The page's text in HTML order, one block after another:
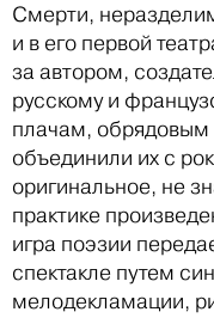
Смерти,
и в его первой
за автором,
русскому и
плачам,
объединили их с
оригинальное, не
практике
игра поэзии
спектакле путем
мелодекламации,